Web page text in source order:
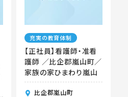
充実の教育体制
【正社員】看護師・准看
護師 ／比企郡嵐山町／
家族の家ひまわり嵐山
比企郡嵐山町